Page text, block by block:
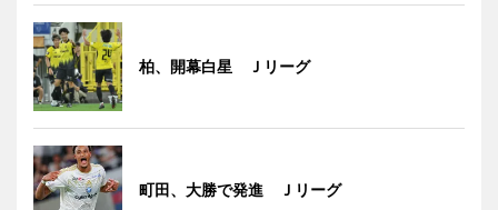
柏、開幕白星 Ｊリーグ
町田、大勝で発進 Ｊリーグ